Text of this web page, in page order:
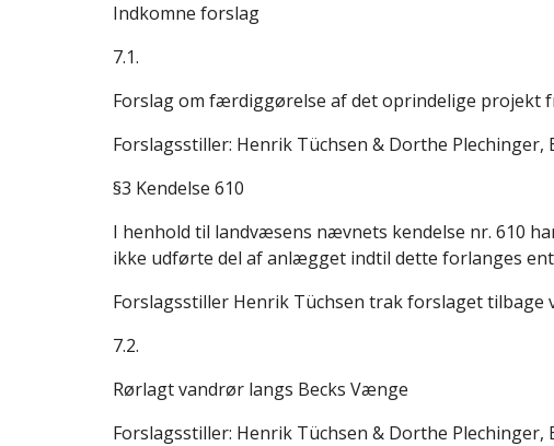
Indkomne forslag
7.1.
Forslag om færdiggørelse af det oprindelige projekt
Forslagsstiller: Henrik Tüchsen & Dorthe Plechinger,
§3 Kendelse 610
I henhold til landvæsens nævnets kendelse nr. 610
ikke udførte del af anlægget indtil dette forlanges
Forslagsstiller Henrik Tüchsen trak forslaget tilbage
7.2.
Rørlagt vandrør langs Becks Vænge
Forslagsstiller: Henrik Tüchsen & Dorthe Plechinger,